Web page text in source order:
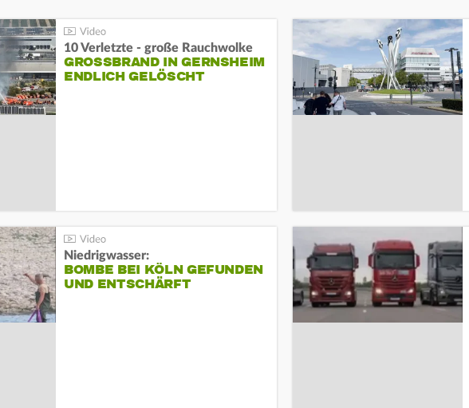
10 Verletzte - große Rauchwolke
GROSSBRAND IN GERNSHEIM E
NDLICH GELÖSCHT
Niedrigwasser:
BOMBE BEI KÖLN GEFUNDEN
UND ENTSCHÄRFT